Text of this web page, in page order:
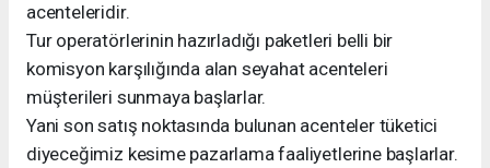
acenteleridir.
Tur operatörlerinin hazırladığı paketleri belli bir
komisyon karşılığında alan seyahat acenteleri
müşterileri sunmaya başlarlar.
Yani son satış noktasında bulunan acenteler tüketici
diyeceğimiz kesime pazarlama faaliyetlerine başlarlar.